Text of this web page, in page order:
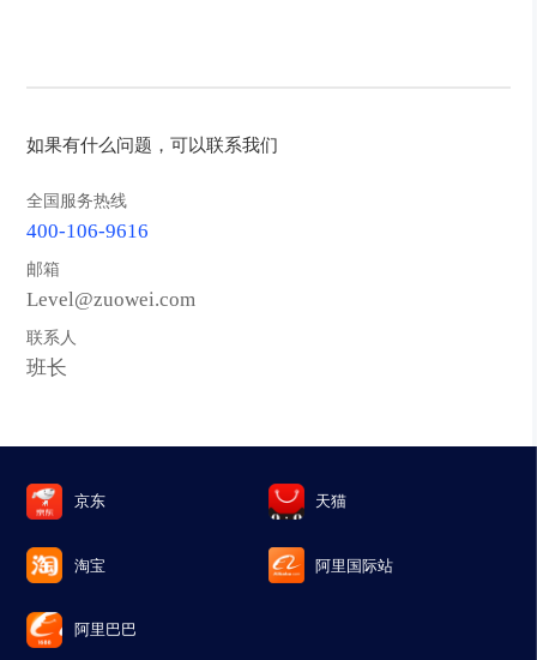
如果有什么问题，可以联系我们
全国服务热线
400-106-9616
邮箱
Level@zuowei.com
联系人
班长
京东 天猫
淘宝 阿里国际站
阿里巴巴